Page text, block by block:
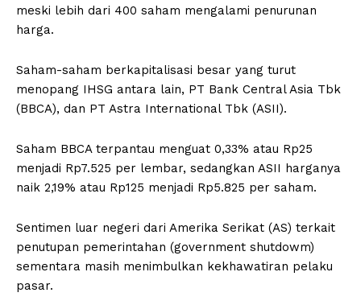
meski lebih dari 400 saham mengalami penurunan
harga.
Saham-saham berkapitalisasi besar yang turut
menopang IHSG antara lain, PT Bank Central Asia Tbk
(BBCA), dan PT Astra International Tbk (ASII).
Saham BBCA terpantau menguat 0,33% atau Rp25
menjadi Rp7.525 per lembar, sedangkan ASII harganya
naik 2,19% atau Rp125 menjadi Rp5.825 per saham.
Sentimen luar negeri dari Amerika Serikat (AS) terkait
penutupan pemerintahan (government shutdowm)
sementara masih menimbulkan kekhawatiran pelaku
pasar.